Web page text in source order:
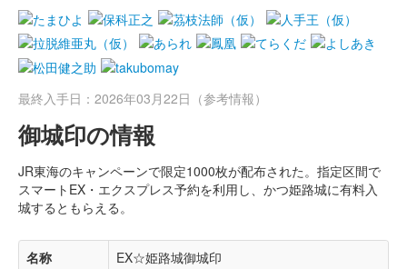
最終入手日：2026年03月22日（参考情報）
御城印の情報
JR東海のキャンペーンで限定1000枚が配布された。指定区間で
スマートEX・エクスプレス予約を利用し、かつ姫路城に有料入
城するともらえる。
名称
EX☆姫路城御城印